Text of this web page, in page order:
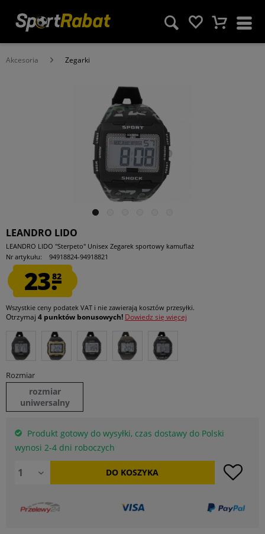
Akcesoria Zegarki
LEANDRO LIDO
LEANDRO LIDO "Sterpeto" Unisex Zegarek sportowy kamuflaż
Nr artykułu:
94918824-94918821
23.82
Wszystkie ceny podatek VAT i nie zawierają kosztów przesyłki.
Otrzymaj 4 punktów bonusowych! Dowiedz się więcej
Rozmiar
rozmiar
uniwersalny
Produkt gotowy do wysyłki, czas dostawy do Polski
wynosi 2-4 dni roboczych
DO KOSZYKA